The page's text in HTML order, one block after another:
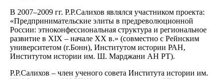
В 2007–2009 гг. Р.Р.Салихов являлся участником проекта:
«Предпринимательские элиты в предреволюционной
России: этноконфессиональная структура и региональное
развитие в XIX – начале XX в.» (совместно с Рейнским
университетом (г.Бонн), Институтом истории РАН,
Институтом истории им. Ш. Марджани АН РТ).
Р.Р.Салихов – член ученого совета Института истории им.